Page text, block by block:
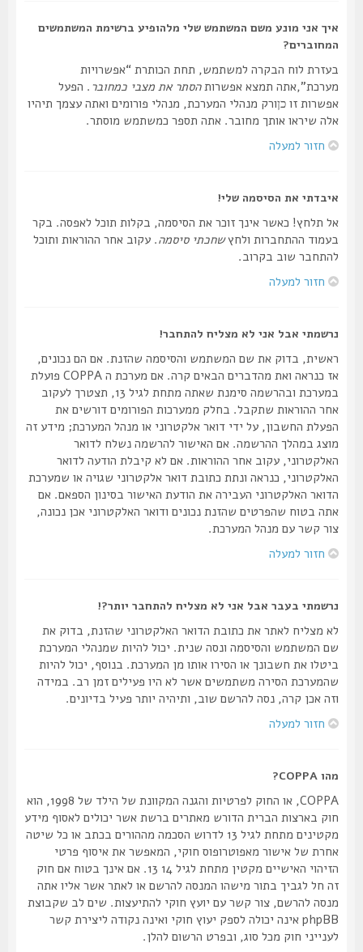
איך אני מונע משם המשתמש שלי מלהופיע ברשימת המשתמשים
המחוברים?
בעזרת לוח הבקרה למשתמש, תחת הכותרת “אפשרויות
מערכת”,אתה תמצא אפשרותהסתר את מצבי כמחובר. הפעל
אפשרות זוכןורק מנהלי המערכת, מנהלי פורומים ואתה עצמך תיהיו
אלה שיראו אותך מחובר. אתה תספר כמשתמש מוסתר.
חזור למעלה
איבדתי את הסיסמה שלי!
אל תלחץ! כאשר אינך זוכר את הסיסמה, בקלות תוכל לאפסה. בקר
בעמוד ההתחברות ולחץשחכתי סיסמה. עקוב אחר ההוראות ותוכל
להתחבר שוב בקרוב.
חזור למעלה
נרשמתי אבל אני לא מצליח להתחבר!
ראשית, בדוק את שם המשתמש והסיסמה שהזנת. אם הם נכונים,
אז כנראה ואת מהדברים הבאים קרה. אם מערכת ה COPPA פועלת
במערכת ובהרשמה סימנת שאתה מתחת לגיל 13, תצטרך לעקוב
אחר ההוראות שתקבל. בחלק ממערכות הפורומים דורשים את
הפעלת החשבון, על ידי דואר אלקטרוני או מנהל המערכת; מידע זה
מוצג במהלך ההרשמה. אם האישור להרשמה נשלח לדואר
האלקטרוני, עקוב אחר ההוראות. אם לא קיבלת הודעה לדואר
האלקטרוני, כנראה ונתת כתובת דואר אלקטרוני שגויה או שמערכת
הדואר האלקטרוני העבירה את הודעת האישור בסינון הספאם. אם
אתה בטוח שהפרטים שהזנת נכונים ודואר האלקטרוני אכן נכונה,
צור קשר עם מנהל המערכת.
חזור למעלה
נרשמתי בעבר אבל אני לא מצליח להתחבר יותר?!
לא מצליח לאתר את כתובת הדואר האלקטרוני שהזנת, בדוק את
שם המשתמש והסיסמה ונסה שנית. יכול להיות שמנהלי המערכת
ביטלו את חשבונך או הסירו אותו מן המערכת. בנוסף, יכול להיות
שהמערכת הסירה משתמשים אשר לא היו פעילים זמן רב. במידה
וזה אכן קרה, נסה להרשם שוב, ותיהיה יותר פעיל בדיונים.
חזור למעלה
COPPA, או החוק לפרטיות והגנה המקוונת של הילד של 1998, הוא
חוק בארצות הברית הדורש מאתרים ברשת אשר יכולים לאסוף מידע
מקטינים מתחת לגיל 13 לדרוש הסכמה מההורים בכתב או כל שיטה
אחרת של אישור מאפוטרופוס חוקי, המאפשר את איסוף פרטי
הזיהוי האישיים מקטין מתחת לגיל 14 13. אם אינך בטוח אם חוק
זה חל לגביך בתור מישהו המנסה להרשם או לאתר אשר אליו אתה
מנסה להרשם, צור קשר עם יועץ חוקי להתיעצות. שים לב שקבוצת
phpBB אינה יכולה לספק יעוץ חוקי ואינה נקודה ליצירת קשר
לענייני חוק מכל סוג, ובפרט הרשום להלן.